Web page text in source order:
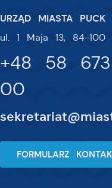
URZĄD MIASTA PUCK
ul. 1 Maja 13, 84-100
+48 58
00
FORMULARZ